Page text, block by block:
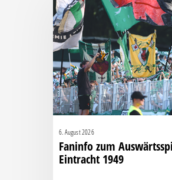
Auswärtsspiel
beim
RSV
Eintracht
1949
6. August 2026
Faninfo zum
Eintracht 1949